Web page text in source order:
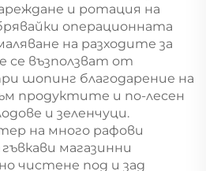
и ротация на
операционната
на разходите за
възползват от
шопинг благодарение на
продуктите и по-лесен
и зеленчуци.
на много рафови
магазинни
чистене под и зад